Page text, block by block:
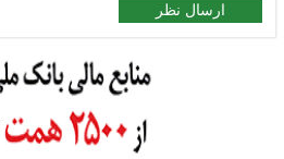
ارسال نظر